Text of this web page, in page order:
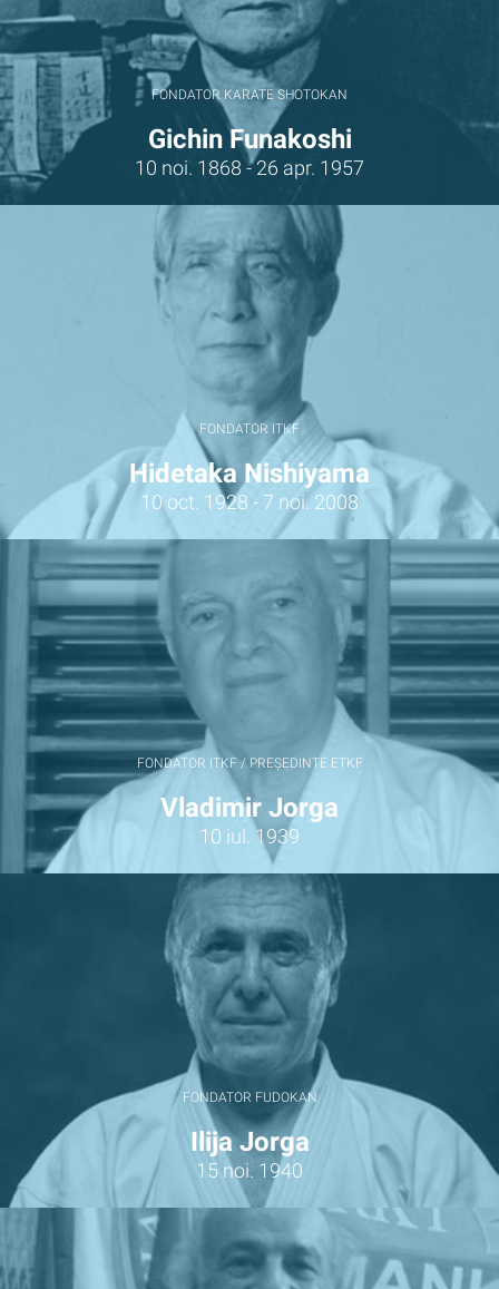
FONDATOR KARATE SHOTOKAN
Gichin Funakoshi
10 noi. 1868 - 26 apr. 1957
FONDATOR ITKF
Hidetaka Nishiyama
10 oct. 1928 - 7 noi. 2008
FONDATOR ITKF / PREȘEDINTE ETKF
Vladimir Jorga
10 iul. 1939
FONDATOR FUDOKAN
Ilija Jorga
15 noi. 1940